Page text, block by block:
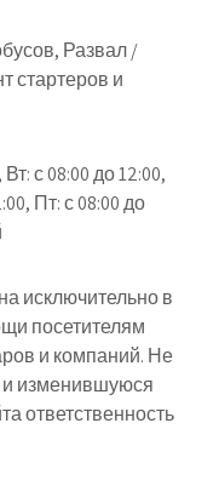
Развал /
стартеров и
с 08:00 до 12:00,
Пт: с 08:00 до
исключительно в
посетителям
и компаний. Не
изменившуюся
ответственность